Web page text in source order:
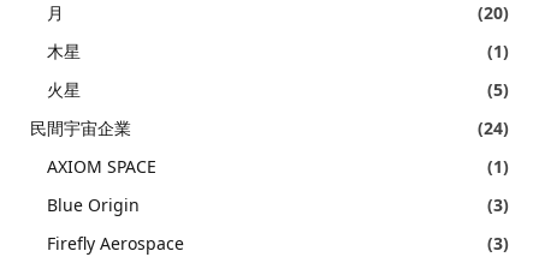
月
(20)
木星
(1)
火星
(5)
民間宇宙企業
(24)
AXIOM SPACE
(1)
Blue Origin
(3)
Firefly Aerospace
(3)